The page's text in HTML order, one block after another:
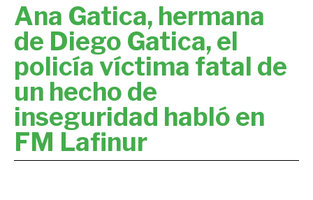
Ana Gatica, hermana
de Diego Gatica, el
policía víctima fatal de
un hecho de
inseguridad habló en
FM Lafinur